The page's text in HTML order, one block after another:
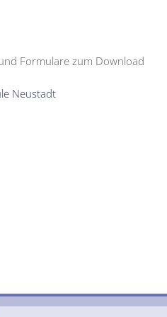
Formulare zum Download
Neustadt